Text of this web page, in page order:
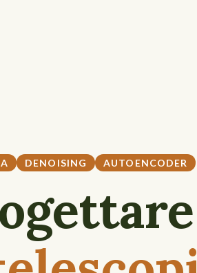
DENOISING AUTOENCODER